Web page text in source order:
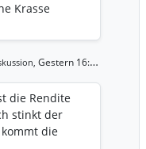
Krasse
Gestern 16:50 Uhr
die Rendite
stinkt der
die